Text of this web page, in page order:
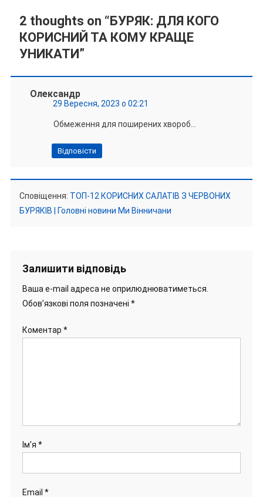
2 thoughts on “БУРЯК: ДЛЯ КОГО
КОРИСНИЙ ТА КОМУ КРАЩЕ
УНИКАТИ”
Олександр
29 Вересня, 2023 о 02:21
Обмеження для поширених хвороб…
Відповісти
Сповіщення: ТОП-12 КОРИСНИХ САЛАТІВ З ЧЕРВОНИХ
БУРЯКІВ | Головні новини Ми Вінничани
Залишити відповідь
Ваша e-mail адреса не оприлюднюватиметься.
Обов’язкові поля позначені *
Коментар *
Ім'я *
Email *